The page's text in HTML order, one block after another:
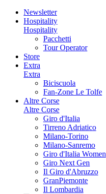
Newsletter
Hospitality
Hospitality
Pacchetti
Tour Operator
Store
Extra
Extra
Biciscuola
Fan-Zone Le Tolfe
Altre Corse
Altre Corse
Giro d'Italia
Tirreno Adriatico
Milano-Torino
Milano-Sanremo
Giro d'Italia Women
Giro Next Gen
Il Giro d'Abruzzo
GranPiemonte
Il Lombardia